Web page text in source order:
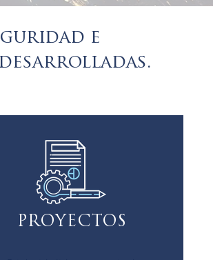
e
PROYECTOS